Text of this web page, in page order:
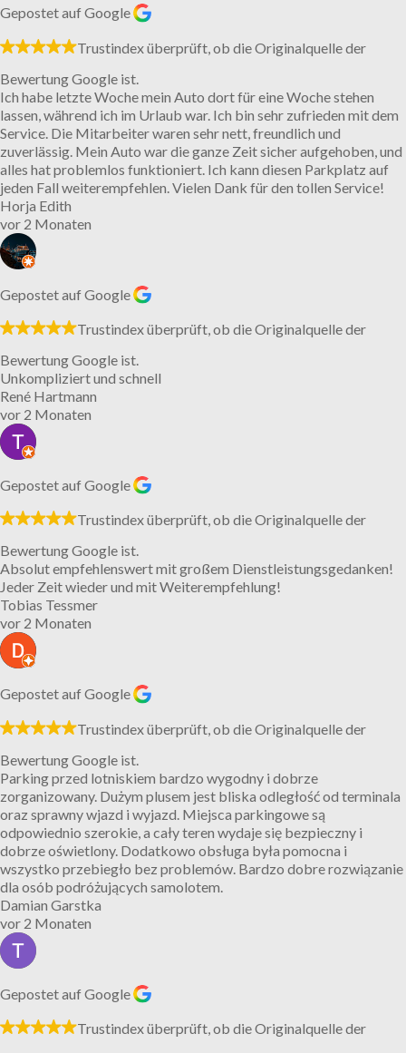
Gepostet auf Google
Trustindex überprüft, ob die Originalquelle der
Bewertung Google ist.
Ich habe letzte Woche mein Auto dort für eine Woche stehen
lassen, während ich im Urlaub war. Ich bin sehr zufrieden mit dem
Service. Die Mitarbeiter waren sehr nett, freundlich und
zuverlässig. Mein Auto war die ganze Zeit sicher aufgehoben, und
alles hat problemlos funktioniert. Ich kann diesen Parkplatz auf
jeden Fall weiterempfehlen. Vielen Dank für den tollen Service!
Horja Edith
vor 2 Monaten
Gepostet auf Google
Trustindex überprüft, ob die Originalquelle der
Bewertung Google ist.
Unkompliziert und schnell
René Hartmann
vor 2 Monaten
Gepostet auf Google
Trustindex überprüft, ob die Originalquelle der
Bewertung Google ist.
Absolut empfehlenswert mit großem Dienstleistungsgedanken!
Jeder Zeit wieder und mit Weiterempfehlung!
Tobias Tessmer
vor 2 Monaten
Gepostet auf Google
Trustindex überprüft, ob die Originalquelle der
Bewertung Google ist.
Parking przed lotniskiem bardzo wygodny i dobrze
zorganizowany. Dużym plusem jest bliska odległość od terminala
oraz sprawny wjazd i wyjazd. Miejsca parkingowe są
odpowiednio szerokie, a cały teren wydaje się bezpieczny i
dobrze oświetlony. Dodatkowo obsługa była pomocna i
wszystko przebiegło bez problemów. Bardzo dobre rozwiązanie
dla osób podróżujących samolotem.
Damian Garstka
vor 2 Monaten
Gepostet auf Google
Trustindex überprüft, ob die Originalquelle der